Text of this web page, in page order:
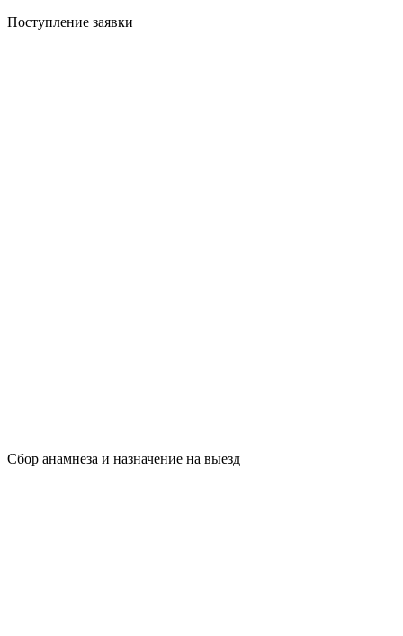
Поступление заявки
Сбор анамнеза и назначение на выезд